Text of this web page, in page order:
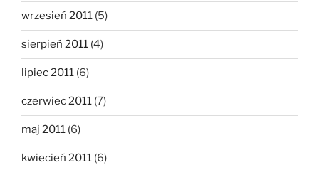
wrzesień 2011 (5)
sierpień 2011 (4)
lipiec 2011 (6)
czerwiec 2011 (7)
maj 2011 (6)
kwiecień 2011 (6)